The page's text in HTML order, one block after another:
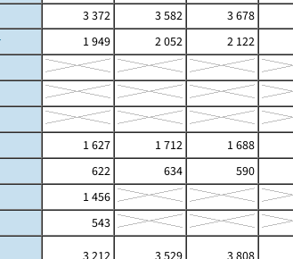
3 372 3 582
3 678
1 949 2 052
2 122
1 627 1 712
1 688
622 634
590
1 456
543